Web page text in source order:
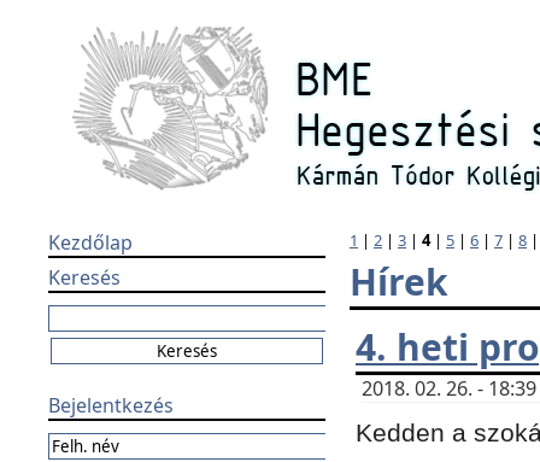
Kezdőlap
Keresés
Bejelentkezés
1 | 2 | 3 | 4| 5 | 6 | 7 | 8
Hírek
4. heti
2018. 02. 26. -
Kedden a